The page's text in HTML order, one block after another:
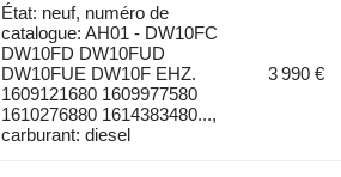
État: neuf, numéro de
catalogue: AH01 - DW10FC
DW10FD DW10FUD
DW10FUE DW10F EHZ.
1609121680 1609977580
1610276880 1614383480...,
carburant: diesel
3 990 €